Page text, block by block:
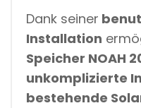
Dank seiner
Installation
Speicher NOAH
unkomplizierte
bestehende